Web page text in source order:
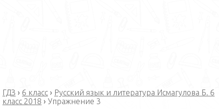
ГДЗ › 6 класс › Русский язык и литература Исмагулова Б. 6
класс 2018 › Упражнение 3